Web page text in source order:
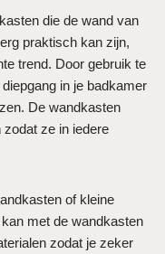
die de wand van
praktisch kan zijn,
trend. Door gebruik te
in je badkamer
De wandkasten
ze in iedere
of kleine
met de wandkasten
zodat je zeker